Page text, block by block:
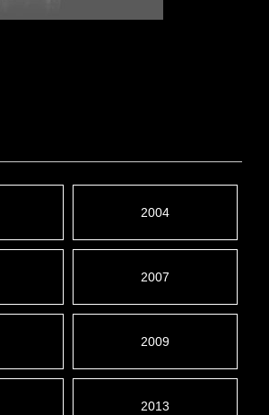
2004
2007
2009
2013